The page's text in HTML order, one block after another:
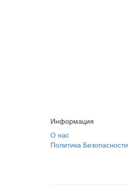
Информация
О нас
Политика Безопасности